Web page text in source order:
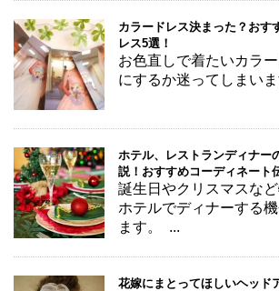
カラードレス決まった？おす
レス5選！
お色直しで着たいカラ
にするか迷ってしまい
ホテル、レストランディナー
説！おすすめコーディネート
誕生日やクリスマスなど
ホテルでディナーする
ます。 ...
花嫁にまとってほしいヘッド